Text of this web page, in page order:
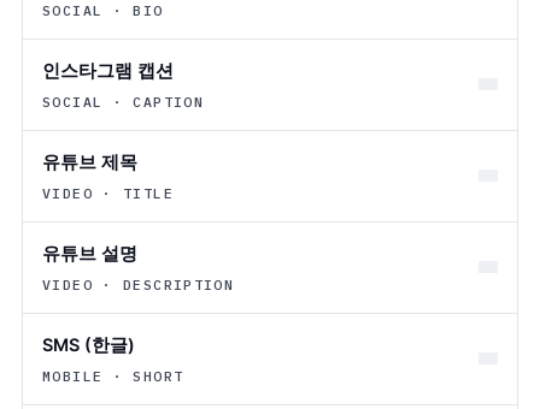
SOCIAL · BIO
인스타그램 캡션
SOCIAL · CAPTION
유튜브 제목
VIDEO · TITLE
유튜브 설명
VIDEO · DESCRIPTION
SMS (한글)
MOBILE · SHORT